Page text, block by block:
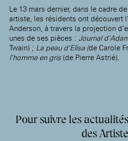
Le 13 mars dernier, dans le cadre
artiste, les résidents ont découvert
Anderson, à travers la projection
unes de ses pièces :Journal
Twain) ; La peau d’Elisa (de Carole
l’homme en gris(de Pierre Astrié).
Pour suivre les
des